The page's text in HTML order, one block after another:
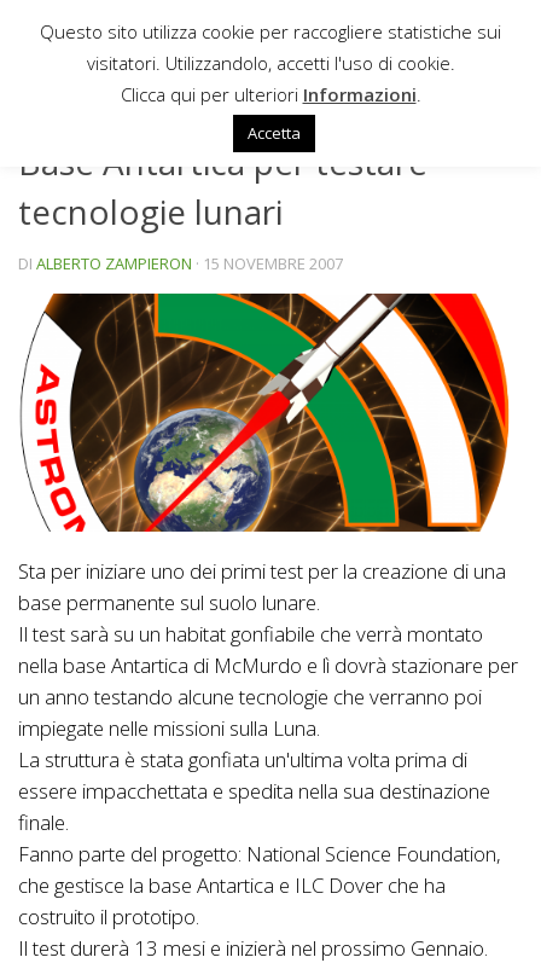
Sotto il contenuto
Base Antartica per testare
tecnologie lunari
DI ALBERTO ZAMPIERON · 15 NOVEMBRE 2007
Sta per iniziare uno dei primi test per la creazione di una
base permanente sul suolo lunare.
Il test sarà su un habitat gonfiabile che verrà montato
nella base Antartica di McMurdo e lì dovrà stazionare per
un anno testando alcune tecnologie che verranno poi
impiegate nelle missioni sulla Luna.
La struttura è stata gonfiata un'ultima volta prima di
essere impacchettata e spedita nella sua destinazione
finale.
Fanno parte del progetto: National Science Foundation,
che gestisce la base Antartica e ILC Dover che ha
costruito il prototipo.
Il test durerà 13 mesi e inizierà nel prossimo Gennaio.
Questo sito utilizza cookie per raccogliere statistiche sui
visitatori. Utilizzandolo, accetti l'uso di cookie.
Clicca qui per ulteriori Informazioni
Accetta